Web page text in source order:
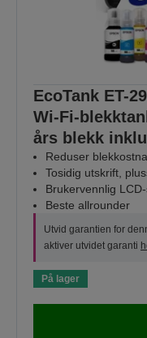
EcoTank ET-
Wi-Fi-
års blekk
Reduser
Tosidig utskrift,
Brukervennlig
Beste allrounder
Utvid garantien for
aktiver utvidet garanti
På lager